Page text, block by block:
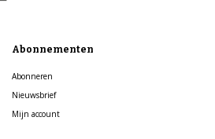
Abonnementen
Abonneren
Nieuwsbrief
Mijn account